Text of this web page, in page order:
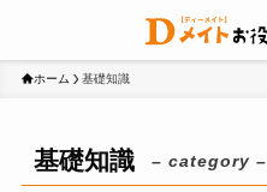
ホーム 基礎知識
基礎知識 – category –